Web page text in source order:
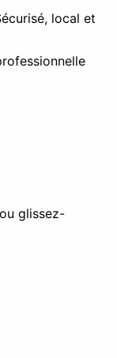
Recadrer
local et
glissez-